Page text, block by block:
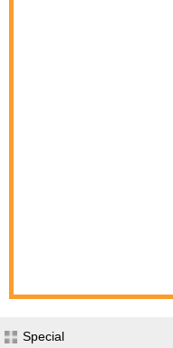
Special